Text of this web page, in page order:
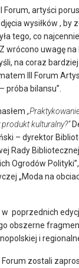
Forum, artyści
wysiłków , by
tego, co
wrócono uwagę
na coraz
III Forum
próba bilansu”.
kulturalny?”
– dyrektor
Rady
Ogrodów
„Moda na
w poprzednich
obszerne
i
zostali